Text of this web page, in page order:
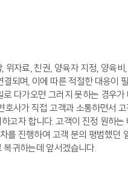
위자료, 친권, 양육자 지정, 양육비
되며, 이에 따른 적절한 대응이
다가오면 그러지 못하는 경우가
호사가 직접 고객과 소통하면서
고자 합니다. 고객이 진정 원하는
를 진행하여 고객 분의 평범했던
귀하는데 앞서겠습니다.